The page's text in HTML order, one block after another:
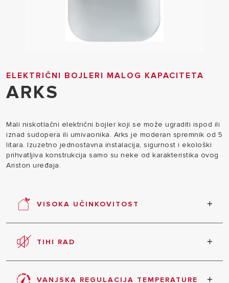
ELEKTRIČNI BOJLERI MALOG KAPACITETA
ARKS
Mali niskotlačni električni bojler koji se može ugraditi ispod ili
iznad sudopera ili umivaonika. Arks je moderan spremnik od 5
litara. Izuzetno jednostavna instalacija, sigurnost i ekološki
prihvatljiva konstrukcija samo su neke od karakteristika ovog
Ariston uređaja.
VISOKA UČINKOVITOST
Proizvod karakteriziraju visoke energetske
performanse, smanjena potrošnja i štetne emisije.
TIHI RAD
Izuzetno tihi rad u svim načinima rada.
VANJSKA REGULACIJA TEMPERATURE